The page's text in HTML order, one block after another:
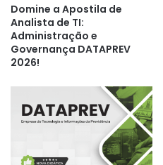
Domine a Apostila de
Analista de TI:
Administração e
Governança DATAPREV
2026!